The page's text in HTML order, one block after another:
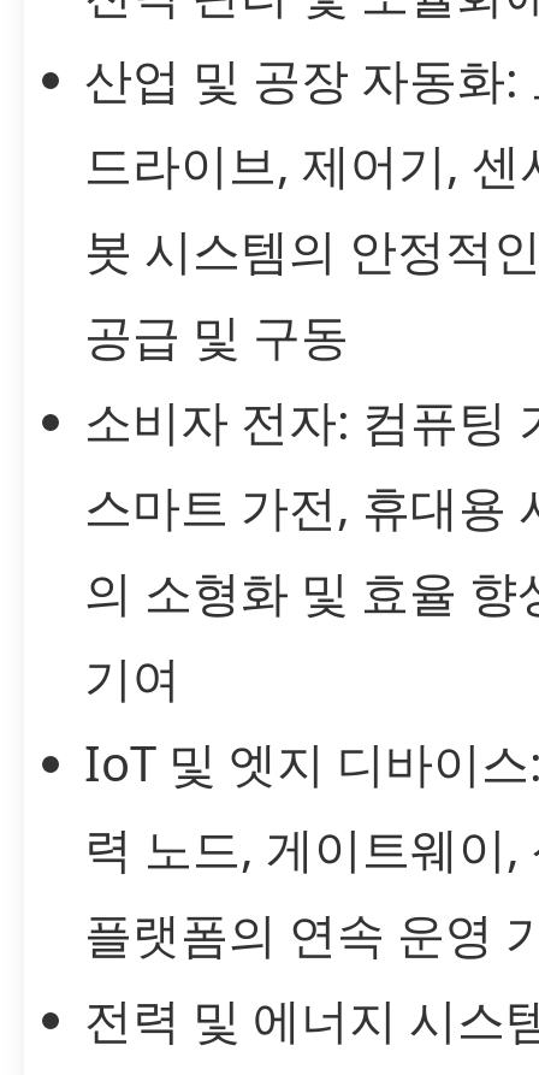
산업 및 공장 자동화:
드라이브, 제어기, 센
봇 시스템의 안정적
공급 및 구동
소비자 전자: 컴퓨팅
스마트 가전, 휴대용
의 소형화 및 효율 향
기여
IoT 및 엣지 디바이
력 노드, 게이트웨이,
플랫폼의 연속 운영
전력 및 에너지 시스